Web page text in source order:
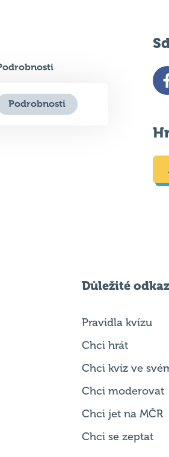
Podrobnosti
Důležité
Pravidla kvízu
Chci hrát
Chci kvíz ve
Chci moderovat
Chci jet na MČR
Chci se zeptat